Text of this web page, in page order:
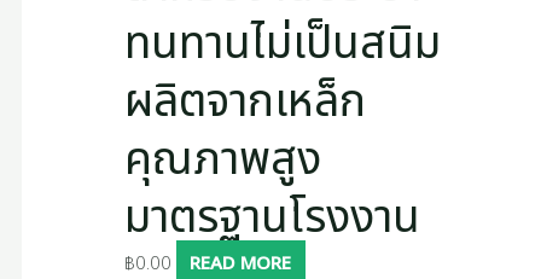
ทนทานไม่เป็นสนิม
ผลิตจากเหล็ก
คุณภาพสูง
มาตรฐานโรงงาน
฿0.00 READ MORE